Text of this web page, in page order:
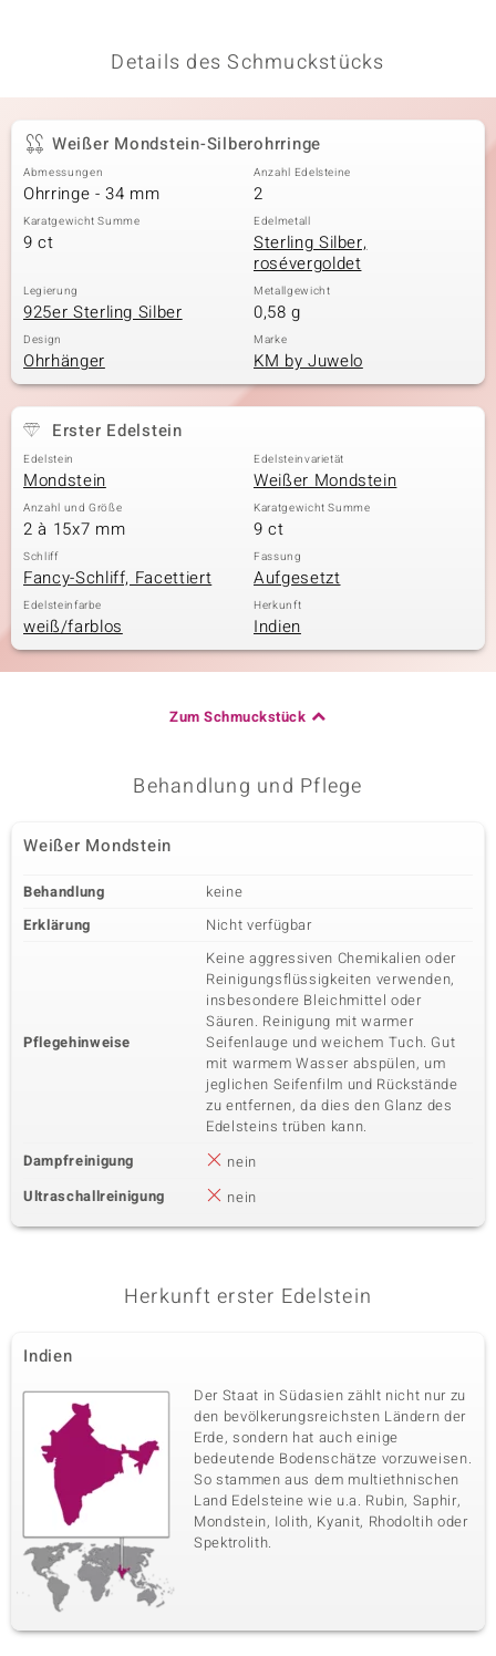
Classics
Details des Schmuckstücks
Weißer Mondstein-Silberohrringe
Abmessungen
Ohrringe - 34 mm
Anzahl Edelsteine
2
Karatgewicht Summe
9 ct
Edelmetall
Sterling Silber,
rosévergoldet
Legierung
925er Sterling Silber
Metallgewicht
0,58 g
Design
Ohrhänger
Marke
KM by Juwelo
Erster Edelstein
Edelstein
Mondstein
Edelsteinvarietät
Weißer Mondstein
Anzahl und Größe
2 à 15x7 mm
Karatgewicht Summe
9 ct
Schliff
Fancy-Schliff, Facettiert
Fassung
Aufgesetzt
Edelsteinfarbe
weiß/farblos
Herkunft
Indien
Zum Schmuckstück
Behandlung und Pflege
Weißer Mondstein
Behandlung
keine
Erklärung
Nicht verfügbar
Pflegehinweise
Keine aggressiven Chemikalien oder
Reinigungsflüssigkeiten verwenden,
insbesondere Bleichmittel oder
Säuren. Reinigung mit warmer
Seifenlauge und weichem Tuch. Gut
mit warmem Wasser abspülen, um
jeglichen Seifenfilm und Rückstände
zu entfernen, da dies den Glanz des
Edelsteins trüben kann.
Dampfreinigung
nein
Ultraschallreinigung
nein
Herkunft erster Edelstein
Indien
Der Staat in Südasien zählt nicht nur zu
den bevölkerungsreichsten Ländern der
Erde, sondern hat auch einige
bedeutende Bodenschätze vorzuweisen.
So stammen aus dem multiethnischen
Land Edelsteine wie u.a. Rubin, Saphir,
Mondstein, Iolith, Kyanit, Rhodoltih oder
Spektrolith.